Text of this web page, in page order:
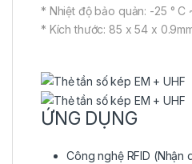
* Nhiệt độ bảo quản: -25 ° C
* Kích thước: 85 x 54 x
ỨNG DỤNG
Công nghệ RFID (Nhận